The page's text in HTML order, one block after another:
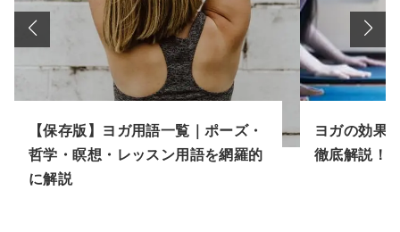
【保存版】ヨガ用語一覧｜ポーズ・
哲学・瞑想・レッスン用語を網羅的
に解説
ヨガの効果
徹底解説！